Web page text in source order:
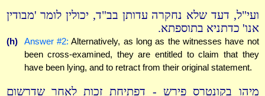
ועי"ל, דעד שלא נחקרה עדותן בב"ד, יכולין לומר 'מבודין
אנו' כדתניא בתוספתא.
(h) Answer #2: Alternatively, as long as the witnesses have not
been cross-examined, they are entitled to claim that they
have been lying, and to retract from their original statement.
מיהו בקונטרס פירש - דפתיחת זכות לאחר שדרשום